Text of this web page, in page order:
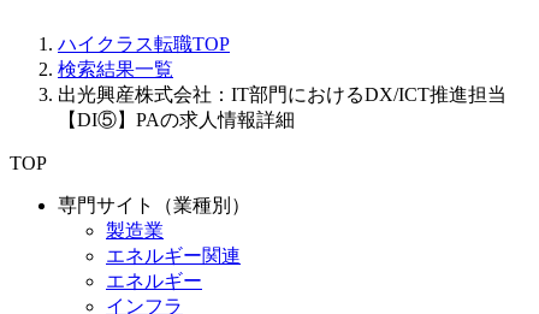
ハイクラス転職TOP
検索結果一覧
出光興産株式会社：IT部門におけるDX/ICT推進担当
【DI⑤】PAの求人情報詳細
TOP
専門サイト（業種別）
製造業
エネルギー関連
エネルギー
インフラ